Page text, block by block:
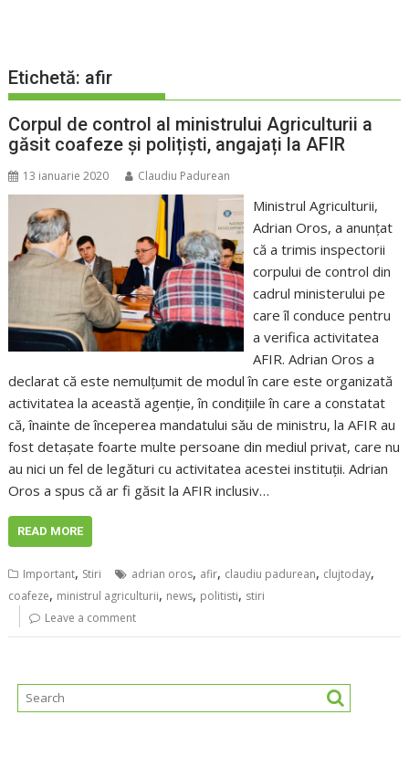
Etichetă: afir
Corpul de control al ministrului Agriculturii a
găsit coafeze și polițiști, angajați la AFIR
13 ianuarie 2020 Claudiu Padurean
Ministrul Agriculturii,
Adrian Oros, a anunțat
că a trimis inspectorii
corpului de control din
cadrul ministerului pe
care îl conduce pentru
a verifica activitatea
AFIR. Adrian Oros a
declarat că este nemulțumit de modul în care este organizată
activitatea la această agenție, în condițiile în care a constatat
că, înainte de începerea mandatului său de ministru, la AFIR au
fost detașate foarte multe persoane din mediul privat, care nu
au nici un fel de legături cu activitatea acestei instituții. Adrian
Oros a spus că ar fi găsit la AFIR inclusiv…
READ MORE
Important, Stiri adrian oros, afir, claudiu padurean, clujtoday,
coafeze, ministrul agriculturii, news, politisti, stiri
Leave a comment